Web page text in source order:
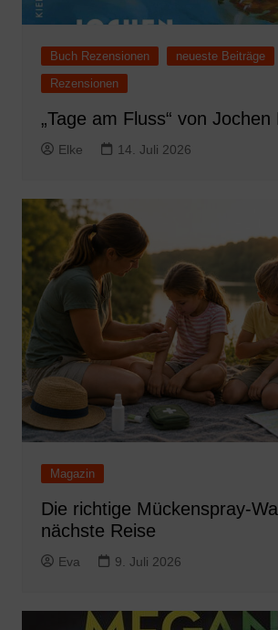
Buch Rezensionen
neueste Beiträge
Rezensionen
„Tage am Fluss“ von Jochen
Elke 14. Juli 2026
Magazin
Die richtige Mückenspray-
nächste Reise
Eva 9. Juli 2026